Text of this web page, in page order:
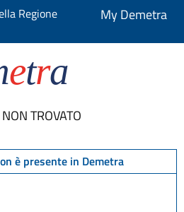
Regione
My Demetra
etra
TROVATO
è presente in Demetra